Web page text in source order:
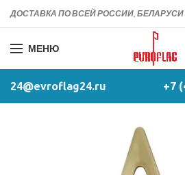
ДОСТАВКА ПО ВСЕЙ РОССИИ, БЕЛАРУСИ
МЕНЮ
24@evroflag24.ru +7